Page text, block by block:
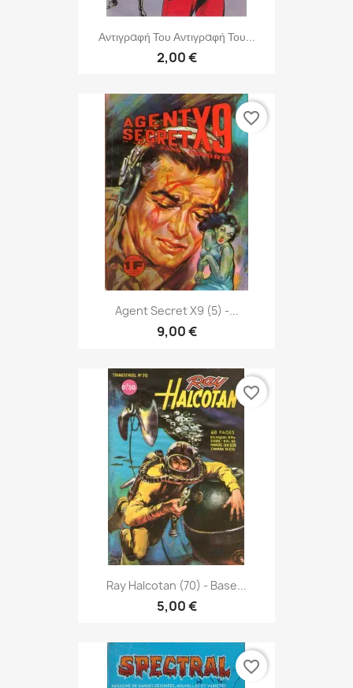
Αντιγραφή Του Αντιγραφή Του...
2,00 €
Agent Secret X9 (5) -...
9,00 €
favorite_border
Ray Halcotan (70) - Base...
5,00 €
favorite_border
favorite_border